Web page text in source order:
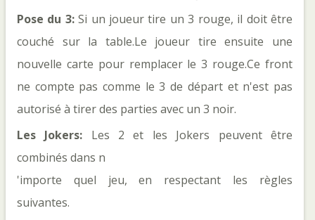
Pose du 3: Si un joueur tire un 3 rouge, il doit être
couché sur la table.Le joueur tire ensuite une
nouvelle carte pour remplacer le 3 rouge.Ce front
ne compte pas comme le 3 de départ et n'est pas
autorisé à tirer des parties avec un 3 noir.
Les Jokers: Les 2 et les Jokers peuvent être
combinés dans n
'importe quel jeu, en respectant les règles
suivantes.